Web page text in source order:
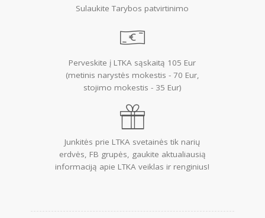
Mes
Aktualijos
PR Impact Awards
Renginiai
Apie RsV
Sulaukite Tarybos patvirtinimo
Perveskite į LTKA sąskaitą 105 Eur
(metinis narystės mokestis - 70 Eur,
stojimo mokestis - 35 Eur)
Junkitės prie LTKA svetainės tik narių
erdvės, FB grupės, gaukite aktualiausią
informaciją apie LTKA veiklas ir renginius!